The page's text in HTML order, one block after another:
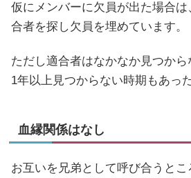
仮にメンバーに欠員が出た場合
合者を探し欠員を埋めています。
ただし適合者はなかなか見つか
1年以上見つからない時期もあっ
血縁関係はなし
お互いを兄弟として呼び合うと